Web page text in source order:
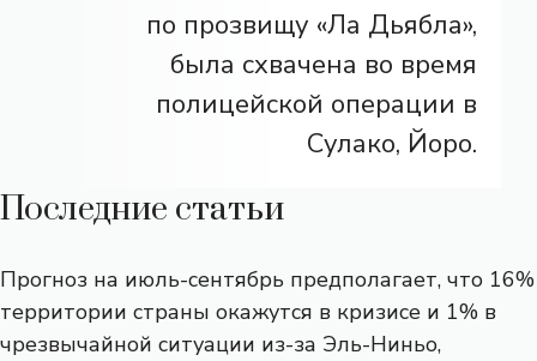
по прозвищу «Ла Дьябла»,
была схвачена во время
полицейской операции в
Сулако, Йоро.
Последние статьи
Прогноз на июль-сентябрь предполагает, что 16%
территории страны окажутся в кризисе и 1% в
чрезвычайной ситуации из-за Эль-Ниньо,